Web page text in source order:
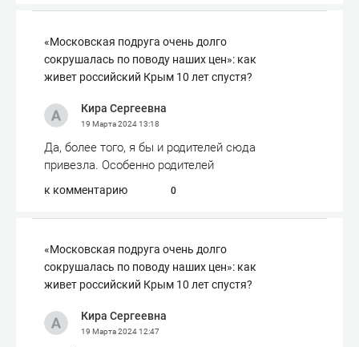
«Московская подруга очень долго
сокрушалась по поводу наших цен»: как
живет российский Крым 10 лет спустя?
Кира Сергеевна
19 Марта 202413:18
Да, более того, я бы и родителей сюда
привезла. Особенно родителей
к комментарию 0
«Московская подруга очень долго
сокрушалась по поводу наших цен»: как
живет российский Крым 10 лет спустя?
Кира Сергеевна
19 Марта 202412:47